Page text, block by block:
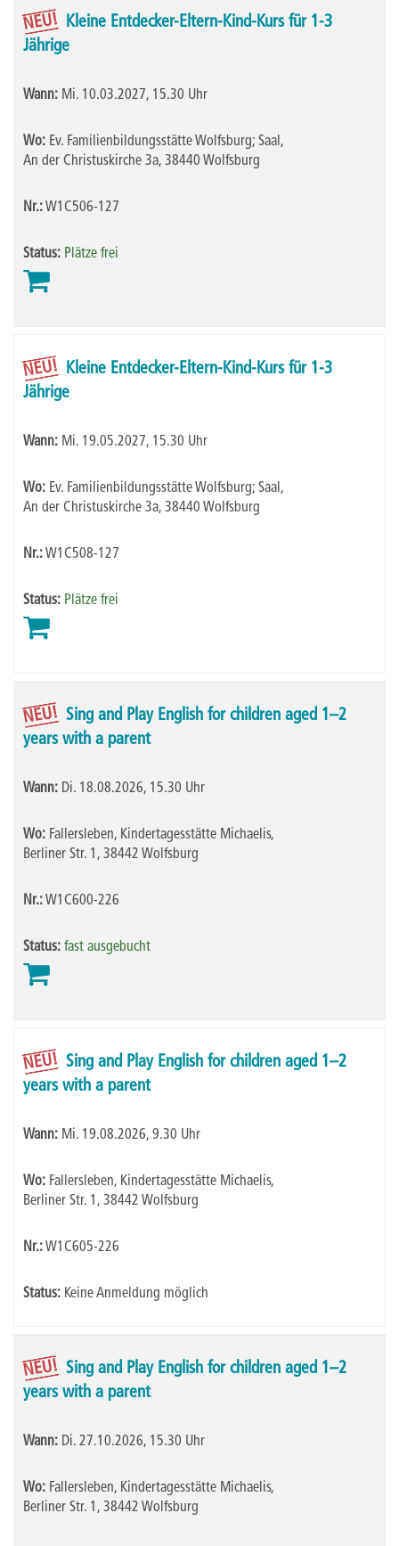
NEU! Kleine Entdecker-Eltern-Kind-Kurs für 1-3
Jährige
Wann: Mi. 10.03.2027, 15.30 Uhr
Wo: Ev. Familienbildungsstätte Wolfsburg; Saal,
An der Christuskirche 3a, 38440 Wolfsburg
Nr.:W1C506-127
Status: Plätze frei
NEU! Kleine Entdecker-Eltern-Kind-Kurs für 1-3
Jährige
Wann: Mi. 19.05.2027, 15.30 Uhr
Wo: Ev. Familienbildungsstätte Wolfsburg; Saal,
An der Christuskirche 3a, 38440 Wolfsburg
Nr.:W1C508-127
Status: Plätze frei
NEU! Sing and Play English for children aged 1–2
years with a parent
Wann: Di. 18.08.2026, 15.30 Uhr
Wo: Fallersleben, Kindertagesstätte Michaelis,
Berliner Str. 1, 38442 Wolfsburg
Nr.:W1C600-226
Status: fast ausgebucht
NEU! Sing and Play English for children aged 1–2
years with a parent
Wann: Mi. 19.08.2026, 9.30 Uhr
Wo: Fallersleben, Kindertagesstätte Michaelis,
Berliner Str. 1, 38442 Wolfsburg
Nr.:W1C605-226
Status: Keine Anmeldung möglich
NEU! Sing and Play English for children aged 1–2
years with a parent
Wann: Di. 27.10.2026, 15.30 Uhr
Wo: Fallersleben, Kindertagesstätte Michaelis,
Berliner Str. 1, 38442 Wolfsburg